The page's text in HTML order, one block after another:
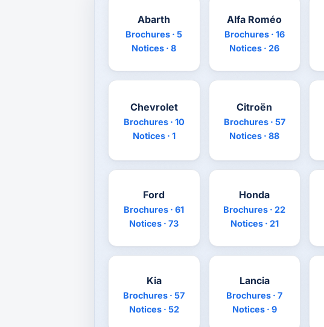
Abarth
Brochures · 5
Notices · 8
Alfa Roméo
Brochures · 16
Notices · 26
Chevrolet
Brochures · 10
Notices · 1
Citroën
Brochures · 57
Notices · 88
Ford
Brochures · 61
Notices · 73
Honda
Brochures · 22
Notices · 21
Kia
Brochures · 57
Notices · 52
Lancia
Brochures · 7
Notices · 9